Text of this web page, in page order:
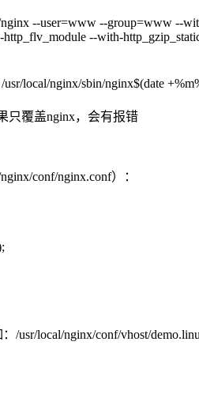
--user=www --group=www --
--with-
/usr/local/nginx/sbin/nginx$(date
只覆盖nginx，会有报错
conf/nginx.conf）：
/usr/local/nginx/conf/vhost/